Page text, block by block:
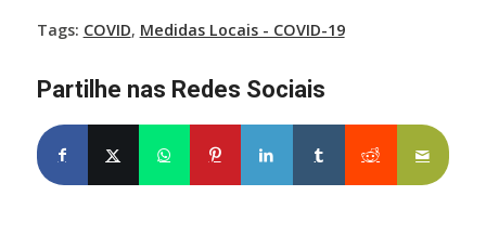
Tags: COVID, Medidas Locais - COVID-19
Partilhe nas Redes Sociais
Partilhe no Facebook
Partilhe no X
Share on WhatsApp
Partilhe no Pinterest
Partilhe no LinkedIn
Partilhe no Tumblr
Partilhe no